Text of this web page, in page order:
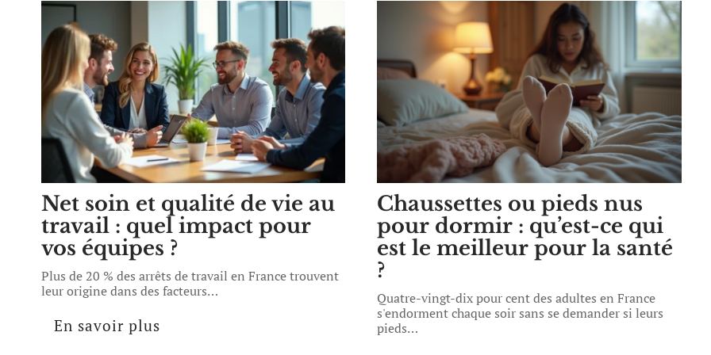
Net soin et qualité de vie au
travail : quel impact pour
vos équipes ?
Plus de 20 % des arrêts de travail en France trouvent
leur origine dans des facteurs…
En savoir plus
Chaussettes ou pieds nus
pour dormir : qu’est-ce qui
est le meilleur pour la santé
?
Quatre-vingt-dix pour cent des adultes en France
s'endorment chaque soir sans se demander si leurs
pieds…